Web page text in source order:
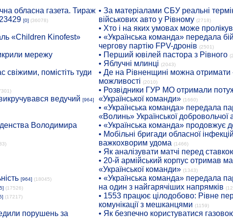
обласна газета. Тираж
[0] (36078)
«Children Kinofest»
мережу
помістіть туди
ведучий [964]
Володимира
[964] (18045)
(17526)
(17217)
порушень за
• За матеріалами СБУ реальні
військових авто у Рівному (2718)
• Хто і на яких умовах може
• «Українська команда» передала
чергову партію FPV-дронів (2501)
• Перший ювілей пастора з Рівного
• Яблучні млинці (2043)
• Де на Рівненщині можна отримати
можливості (2010)
• Розвідники ГУР МО отримали
«Української команди» (1660)
• «Українська команда» передала
«Волинь» Української добровольчої
• «Українська команда» продовжує
• Мобільні бригади обласної
важкохворим удома (1466)
• Як аналізувати матчі перед
• 20-й армійський корпус отримав
«Української команди» (1343)
• «Українська команда» передала
на один з найгарячіших напрямків
• 1553 працює цілодобово: Рівне
комунікації з мешканцями (1159)
• Як безпечно користуватися